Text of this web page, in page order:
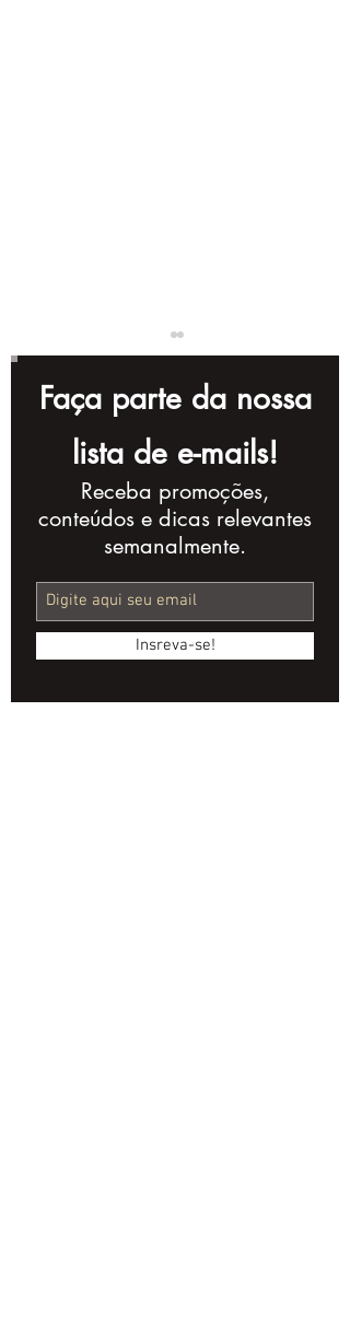
Erros Comuns em
Edição de Vídeo:
Melhorar Seus
Resultados
Faça parte da nossa
lista de e-mails!
Receba promoções,
conteúdos e dicas relevantes
semanalmente.
Insreva-se!